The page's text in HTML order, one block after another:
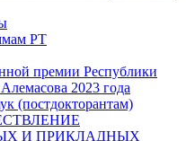
РТ
премии Республики
2023 года
(постдокторантам)
И ПРИКЛАДНЫХ